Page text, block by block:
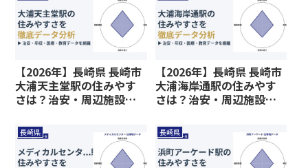
【2026年】長崎県 長崎市
大浦天主堂駅の住みやす
さは？治安・周辺施設、
わる情報を解説
【2026年】長崎県 長崎市
大浦海岸通駅の住みやす
さは？治安・周辺施設、
わる情報を解説
長崎県 長崎県